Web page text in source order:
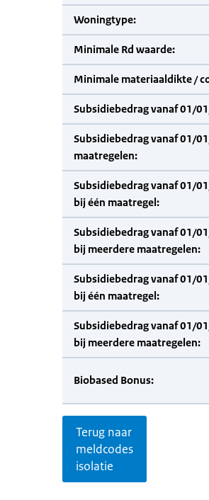
Woningtype:
Minimale Rd waarde:
Minimale materiaaldikte /
Subsidiebedrag vanaf 01/
Subsidiebedrag vanaf 01/
maatregelen:
Subsidiebedrag vanaf 01/
bij één maatregel:
Subsidiebedrag vanaf 01/
bij meerdere maatregelen:
Subsidiebedrag vanaf 01/
bij één maatregel:
Subsidiebedrag vanaf 01/
bij meerdere maatregelen:
Biobased Bonus:
Terug naar
meldcodes
isolatie